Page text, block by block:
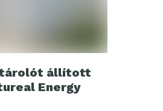
állított
Energy